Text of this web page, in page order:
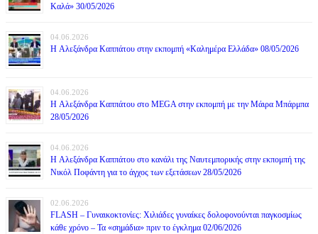
Καλά» 30/05/2026
04.06.2026
H Αλεξάνδρα Καππάτου στην εκπομπή «Καλημέρα Ελλάδα» 08/05/2026
04.06.2026
H Αλεξάνδρα Καππάτου στο MEGA στην εκπομπή με την Μάιρα Mπάρμπα
28/05/2026
04.06.2026
H Αλεξάνδρα Καππάτου στο κανάλι της Ναυτεμπορικής στην εκπομπή της
Νικόλ Ποφάντη για το άγχος των εξετάσεων 28/05/2026
02.06.2026
FLASH – Γυναικοκτονίες: Χιλιάδες γυναίκες δολοφονούνται παγκοσμίως
κάθε χρόνο – Τα «σημάδια» πριν το έγκλημα 02/06/2026